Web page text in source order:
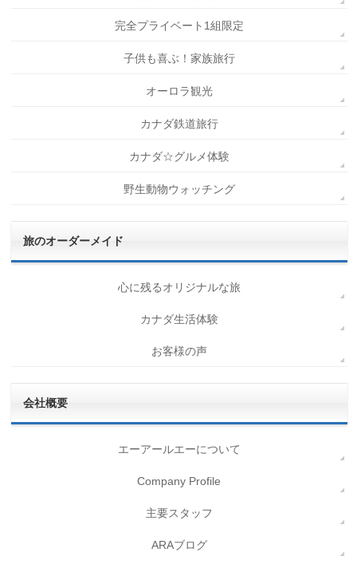
完全プライベート1組限定
子供も喜ぶ！家族旅行
オーロラ観光
カナダ鉄道旅行
カナダ☆グルメ体験
野生動物ウォッチング
旅のオーダーメイド
心に残るオリジナルな旅
カナダ生活体験
お客様の声
会社概要
エーアールエーについて
Company Profile
主要スタッフ
ARAブログ